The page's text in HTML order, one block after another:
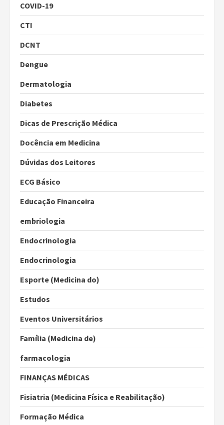
COVID-19
CTI
DCNT
Dengue
Dermatologia
Diabetes
Dicas de Prescrição Médica
Docência em Medicina
Dúvidas dos Leitores
ECG Básico
Educação Financeira
embriologia
Endocrinologia
Endocrinologia
Esporte (Medicina do)
Estudos
Eventos Universitários
Família (Medicina de)
farmacologia
FINANÇAS MÉDICAS
Fisiatria (Medicina Física e Reabilitação)
Formação Médica